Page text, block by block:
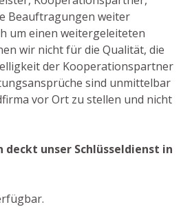
Beauftragungen weiter
um einen weitergeleiteten
wir nicht für die Qualität, die
der Kooperationspartner
sind unmittelbar
vor Ort zu stellen und nicht
deckt unser Schlüsseldienst in